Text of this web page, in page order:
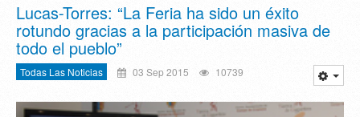
Lucas-Torres: “La Feria ha sido un éxito
rotundo gracias a la participación masiva de
todo el pueblo”
Todas Las Noticias 03 Sep 2015 10739